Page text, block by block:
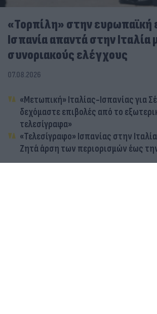
«Τορπίλη» στην ευρωπαϊκή
Ισπανία απαντά στην Ιταλία
συνοριακούς ελέγχους
07.08.2026
«Μετωπική» Ιταλίας-Ισπανίας για
δεχόμαστε επιβολές από το
τελεσίγραφα»
«Τελεσίγραφο» Ισπανίας στην
Ζητά άρση των περιορισμών έως